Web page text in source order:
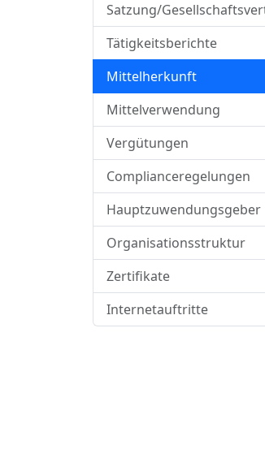
Satzung/
Tätigkeitsberichte
Mittelherkunft
Mittelverwendung
Vergütungen
Complianceregelungen
Hauptzuwendungsgeber
Organisationsstruktur
Zertifikate
Internetauftritte